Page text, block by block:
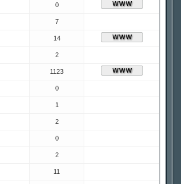
0
7
14
2
1123
0
1
2
0
2
11